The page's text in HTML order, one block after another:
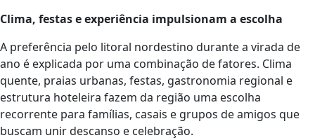
Clima, festas e experiência impulsionam a escolha
A preferência pelo litoral nordestino durante a virada de
ano é explicada por uma combinação de fatores. Clima
quente, praias urbanas, festas, gastronomia regional e
estrutura hoteleira fazem da região uma escolha
recorrente para famílias, casais e grupos de amigos que
buscam unir descanso e celebração.